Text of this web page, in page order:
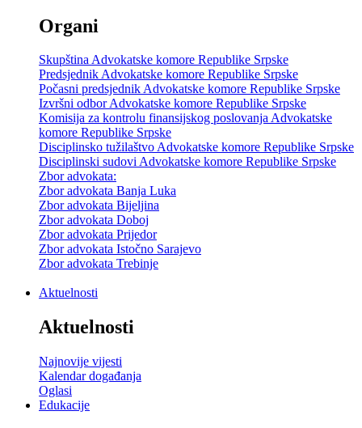
Organi
Skupština Advokatske komore Republike Srpske
Predsjednik Advokatske komore Republike Srpske
Počasni predsjednik Advokatske komore Republike Srpske
Izvršni odbor Advokatske komore Republike Srpske
Komisija za kontrolu finansijskog poslovanja Advokatske
komore Republike Srpske
Disciplinsko tužilaštvo Advokatske komore Republike Srpske
Disciplinski sudovi Advokatske komore Republike Srpske
Zbor advokata:
Zbor advokata Banja Luka
Zbor advokata Bijeljina
Zbor advokata Doboj
Zbor advokata Prijedor
Zbor advokata Istočno Sarajevo
Zbor advokata Trebinje
Aktuelnosti
Aktuelnosti
Najnovije vijesti
Kalendar događanja
Oglasi
Edukacije